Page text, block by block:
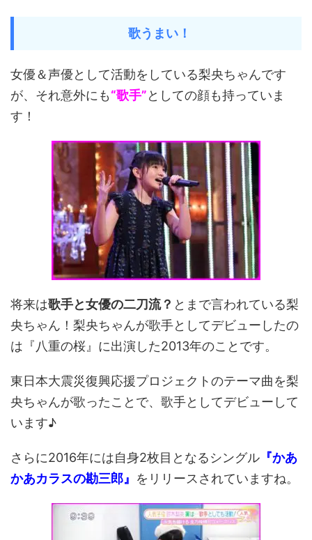
歌うまい！
女優＆声優として活動をしている梨央ちゃんです
が、それ意外にも“歌手”としての顔も持っていま
す！
将来は歌手と女優の二刀流？ とまで言われている梨
央ちゃん！梨央ちゃんが歌手としてデビューしたの
は『八重の桜』に出演した2013年のことです。
東日本大震災復興応援プロジェクトのテーマ曲を梨
央ちゃんが歌ったことで、歌手としてデビューして
います♪
さらに2016年には自身2枚目となるシングル 『かあ
かあカラスの勘三郎』 をリリースされていますね。